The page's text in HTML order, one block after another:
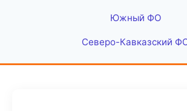
Южный ФО
Северо-Кавказский